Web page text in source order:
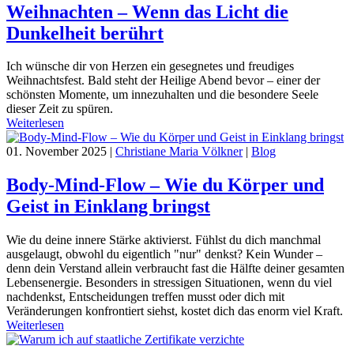
Weihnachten – Wenn das Licht die
Dunkelheit berührt
Ich wünsche dir von Herzen ein gesegnetes und freudiges
Weihnachtsfest. Bald steht der Heilige Abend bevor – einer der
schönsten Momente, um innezuhalten und die besondere Seele
dieser Zeit zu spüren.
Weiterlesen
01. November 2025 Christiane Maria Völkner| Blog
Body-Mind-Flow – Wie du Körper und
Geist in Einklang bringst
Wie du deine innere Stärke aktivierst. Fühlst du dich manchmal
ausgelaugt, obwohl du eigentlich "nur" denkst? Kein Wunder –
denn dein Verstand allein verbraucht fast die Hälfte deiner gesamten
Lebensenergie. Besonders in stressigen Situationen, wenn du viel
nachdenkst, Entscheidungen treffen musst oder dich mit
Veränderungen konfrontiert siehst, kostet dich das enorm viel Kraft.
Weiterlesen